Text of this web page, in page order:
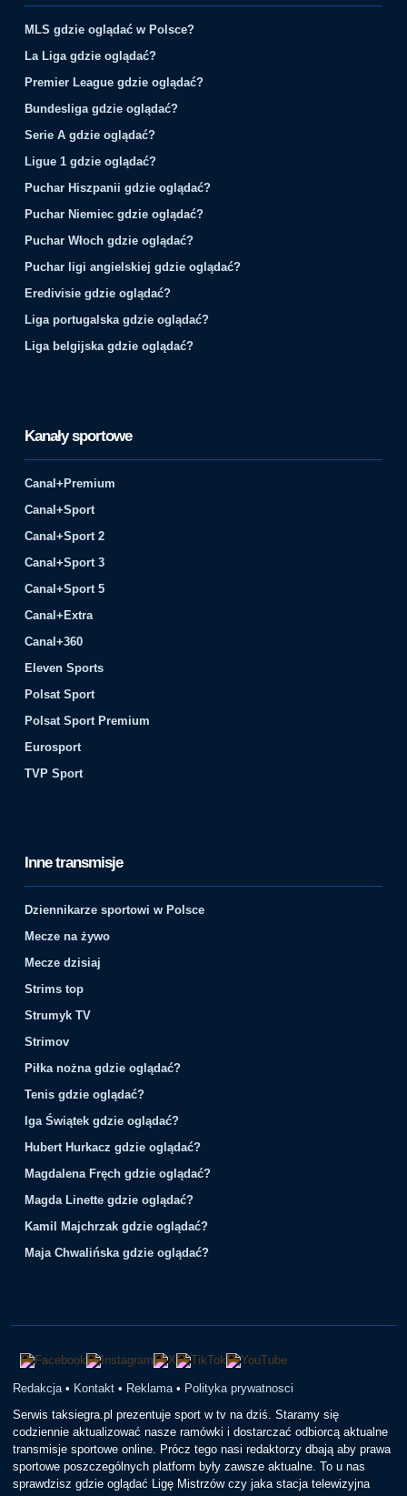
MLS gdzie oglądać w Polsce?
La Liga gdzie oglądać?
Premier League gdzie oglądać?
Bundesliga gdzie oglądać?
Serie A gdzie oglądać?
Ligue 1 gdzie oglądać?
Puchar Hiszpanii gdzie oglądać?
Puchar Niemiec gdzie oglądać?
Puchar Włoch gdzie oglądać?
Puchar ligi angielskiej gdzie oglądać?
Eredivisie gdzie oglądać?
Liga portugalska gdzie oglądać?
Liga belgijska gdzie oglądać?
Kanały sportowe
Canal+Premium
Canal+Sport
Canal+Sport 2
Canal+Sport 3
Canal+Sport 5
Canal+Extra
Canal+360
Eleven Sports
Polsat Sport
Polsat Sport Premium
Eurosport
TVP Sport
Inne transmisje
Dziennikarze sportowi w Polsce
Mecze na żywo
Mecze dzisiaj
Strims top
Strumyk TV
Strimov
Piłka nożna gdzie oglądać?
Tenis gdzie oglądać?
Iga Świątek gdzie oglądać?
Hubert Hurkacz gdzie oglądać?
Magdalena Fręch gdzie oglądać?
Magda Linette gdzie oglądać?
Kamil Majchrzak gdzie oglądać?
Maja Chwalińska gdzie oglądać?
Redakcja • Kontakt • Reklama • Polityka prywatnosci
Serwis taksiegra.pl prezentuje sport w tv na dziś. Staramy się
codziennie aktualizować nasze ramówki i dostarczać odbiorcą aktualne
transmisje sportowe online. Prócz tego nasi redaktorzy dbają aby prawa
sportowe poszczególnych platform były zawsze aktualne. To u nas
sprawdzisz gdzie oglądać Ligę Mistrzów czy jaka stacja telewizyjna